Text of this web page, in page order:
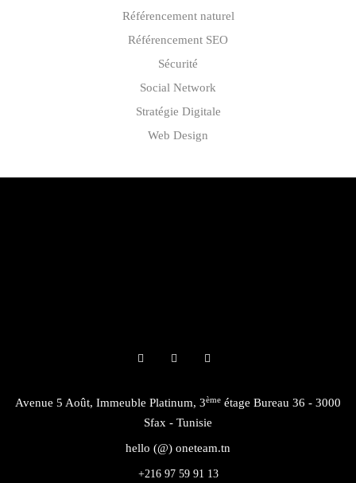
Référencement naturel
Référencement SEO
Sécurité
Social Network
Stratégie Digitale
Web Design
Avenue 5 Août, Immeuble Platinum, 3ème étage Bureau 36 - 3000
Sfax - Tunisie
hello (@) oneteam.tn
+216 97 59 91 13